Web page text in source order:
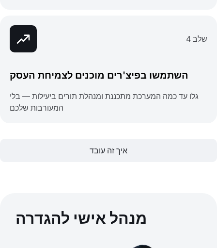
שלב 4
השתמשו בפיצ'רים מוכנים לצמיחת העסק
גלו עד כמה המערכת מתכננת ומנהלת תורים ביעילות — בלי
המעורבות שלכם
איך זה עובד
מנהל אישי להגדרה